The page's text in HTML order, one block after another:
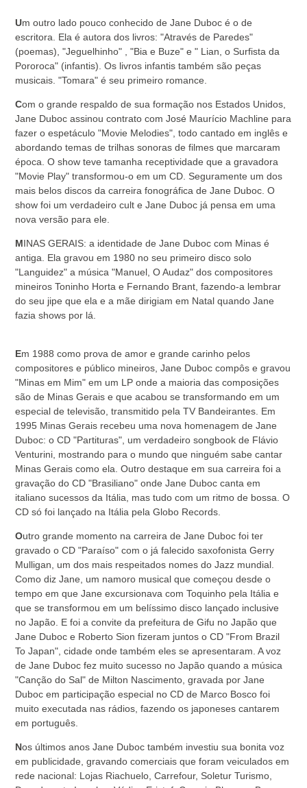
Um outro lado pouco conhecido de Jane Duboc é o de
escritora. Ela é autora dos livros: "Através de Paredes"
(poemas), "Jeguelhinho" , "Bia e Buze" e " Lian, o Surfista da
Pororoca" (infantis). Os livros infantis também são peças
musicais. "Tomara" é seu primeiro romance.
Com o grande respaldo de sua formação nos Estados Unidos,
Jane Duboc assinou contrato com José Maurício Machline para
fazer o espetáculo "Movie Melodies", todo cantado em inglês e
abordando temas de trilhas sonoras de filmes que marcaram
época. O show teve tamanha receptividade que a gravadora
"Movie Play" transformou-o em um CD. Seguramente um dos
mais belos discos da carreira fonográfica de Jane Duboc. O
show foi um verdadeiro cult e Jane Duboc já pensa em uma
nova versão para ele.
MINAS GERAIS: a identidade de Jane Duboc com Minas é
antiga. Ela gravou em 1980 no seu primeiro disco solo
"Languidez" a música "Manuel, O Audaz" dos compositores
mineiros Toninho Horta e Fernando Brant, fazendo-a lembrar
do seu jipe que ela e a mãe dirigiam em Natal quando Jane
fazia shows por lá.
Em 1988 como prova de amor e grande carinho pelos
compositores e público mineiros, Jane Duboc compôs e gravou
"Minas em Mim" em um LP onde a maioria das composições
são de Minas Gerais e que acabou se transformando em um
especial de televisão, transmitido pela TV Bandeirantes. Em
1995 Minas Gerais recebeu uma nova homenagem de Jane
Duboc: o CD "Partituras", um verdadeiro songbook de Flávio
Venturini, mostrando para o mundo que ninguém sabe cantar
Minas Gerais como ela. Outro destaque em sua carreira foi a
gravação do CD "Brasiliano" onde Jane Duboc canta em
italiano sucessos da Itália, mas tudo com um ritmo de bossa. O
CD só foi lançado na Itália pela Globo Records.
Outro grande momento na carreira de Jane Duboc foi ter
gravado o CD "Paraíso" com o já falecido saxofonista Gerry
Mulligan, um dos mais respeitados nomes do Jazz mundial.
Como diz Jane, um namoro musical que começou desde o
tempo em que Jane excursionava com Toquinho pela Itália e
que se transformou em um belíssimo disco lançado inclusive
no Japão. E foi a convite da prefeitura de Gifu no Japão que
Jane Duboc e Roberto Sion fizeram juntos o CD "From Brazil
To Japan", cidade onde também eles se apresentaram. A voz
de Jane Duboc fez muito sucesso no Japão quando a música
"Canção do Sal" de Milton Nascimento, gravada por Jane
Duboc em participação especial no CD de Marco Bosco foi
muito executada nas rádios, fazendo os japoneses cantarem
em português.
Nos últimos anos Jane Duboc também investiu sua bonita voz
em publicidade, gravando comerciais que foram veiculados em
rede nacional: Lojas Riachuelo, Carrefour, Soletur Turismo,